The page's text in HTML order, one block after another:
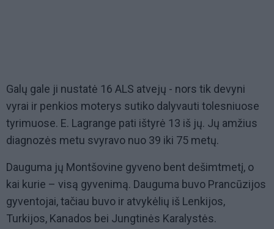
Galų gale ji nustatė 16 ALS atvejų - nors tik devyni
vyrai ir penkios moterys sutiko dalyvauti tolesniuose
tyrimuose. E. Lagrange pati ištyrė 13 iš jų. Jų amžius
diagnozės metu svyravo nuo 39 iki 75 metų.
Dauguma jų Montšovine gyveno bent dešimtmetį, o
kai kurie – visą gyvenimą. Dauguma buvo Prancūzijos
gyventojai, tačiau buvo ir atvykėlių iš Lenkijos,
Turkijos, Kanados bei Jungtinės Karalystės.